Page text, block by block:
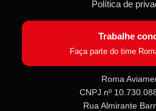
Política de
Trabalhe
Faça parte do time
Roma
CNPJ nº
Rua Almirante